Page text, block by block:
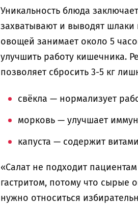
Уникальность блюда
захватывают и выводят
овощей занимает около 5
улучшить работу кишечника.
позволяет сбросить 3-5 кг
свёкла — нормализует
морковь — улучшает
капуста — содержит
«Салат не подходит
гастритом, потому что сырые
нужно относиться